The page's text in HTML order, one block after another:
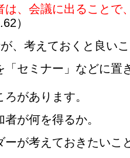
は、会議に出ること
）
、考えておくと良い
セミナー」などに置
があります。
が何を得るか。
が考えておきたいこ